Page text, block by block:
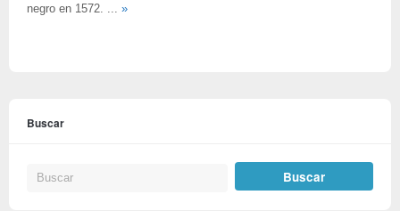
negro en 1572. ... »
Buscar